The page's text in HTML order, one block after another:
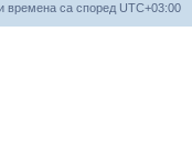
времена са според UTC+03:00